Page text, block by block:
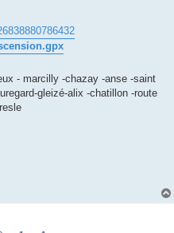
- marcilly -chazay -anse -saint
gleizé-alix -chatillon -route